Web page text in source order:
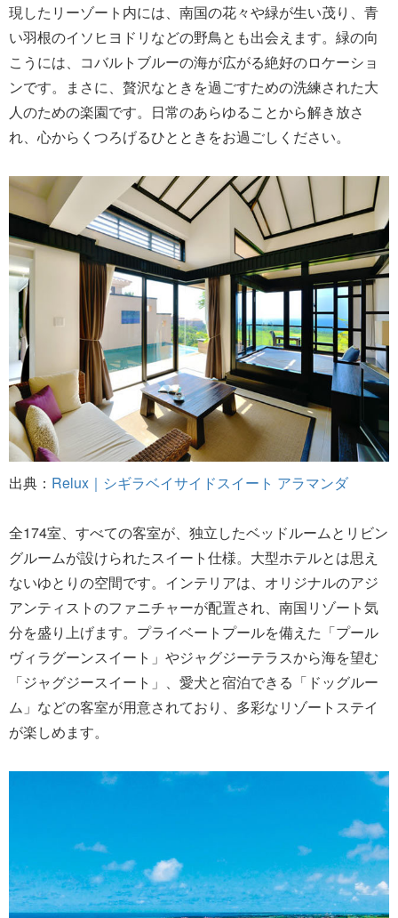
現したリーゾート内には、南国の花々や緑が生い茂り、青
い羽根のイソヒヨドリなどの野鳥とも出会えます。緑の向
こうには、コバルトブルーの海が広がる絶好のロケーショ
ンです。まさに、贅沢なときを過ごすための洗練された大
人のための楽園です。日常のあらゆることから解き放さ
れ、心からくつろげるひとときをお過ごしください。
出典： Relux｜シギラベイサイドスイート アラマンダ
全174室、すべての客室が、独立したベッドルームとリビン
グルームが設けられたスイート仕様。大型ホテルとは思え
ないゆとりの空間です。インテリアは、オリジナルのアジ
アンティストのファニチャーが配置され、南国リゾート気
分を盛り上げます。プライベートプールを備えた「プール
ヴィラグーンスイート」やジャグジーテラスから海を望む
「ジャグジースイート」、愛犬と宿泊できる「ドッグルー
ム」などの客室が用意されており、多彩なリゾートステイ
が楽しめます。